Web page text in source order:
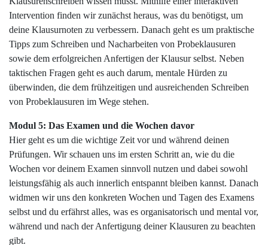
Intervention finden wir zunächst heraus, was du benötigst, um
deine Klausurnoten zu verbessern. Danach geht es um praktische
Tipps zum Schreiben und Nacharbeiten von Probeklausuren
sowie dem erfolgreichen Anfertigen der Klausur selbst. Neben
taktischen Fragen geht es auch darum, mentale Hürden zu
überwinden, die dem frühzeitigen und ausreichenden Schreiben
von Probeklausuren im Wege stehen.
Modul 5: Das Examen und die Wochen davor
Hier geht es um die wichtige Zeit vor und während deinen
Prüfungen. Wir schauen uns im ersten Schritt an, wie du die
Wochen vor deinem Examen sinnvoll nutzen und dabei sowohl
leistungsfähig als auch innerlich entspannt bleiben kannst. Danach
widmen wir uns den konkreten Wochen und Tagen des Examens
selbst und du erfährst alles, was es organisatorisch und mental vor,
während und nach der Anfertigung deiner Klausuren zu beachten
gibt.